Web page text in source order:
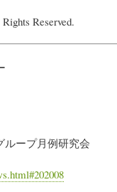
Reserved.
ループ月例研究会